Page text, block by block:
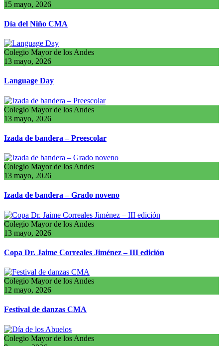
15 mayo, 2026
Día del Niño CMA
Colegio Mayor de los Andes
13 mayo, 2026
Language Day
Colegio Mayor de los Andes
13 mayo, 2026
Izada de bandera – Preescolar
Colegio Mayor de los Andes
13 mayo, 2026
Izada de bandera – Grado noveno
Colegio Mayor de los Andes
13 mayo, 2026
Copa Dr. Jaime Correales Jiménez – III edición
Colegio Mayor de los Andes
12 mayo, 2026
Festival de danzas CMA
Colegio Mayor de los Andes